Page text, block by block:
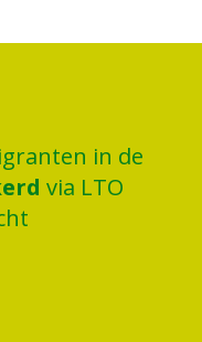
in de
via LTO